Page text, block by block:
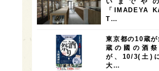
全蔵めぐり 1 シンガポール 1 カナダ
群馬県 1 熊本県 徳島県
イギリス 1 ノルウェー 1 新宿区 1
歌舞伎町 1 1 鳥取県 1
saketimes_image_4
「IMADEYA
T…
東京都の10蔵
蔵の國の酒祭
が、10/3(土)
大…